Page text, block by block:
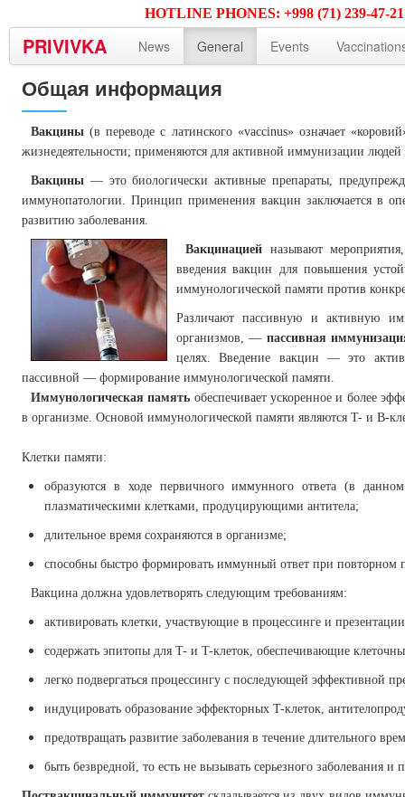
HOTLINE PHONES: +998 (71) 239-47-
PRIVIVKA News General Events
Общая информация
Вакцины (в переводе с латинского «vaccinus» означает
жизнедеятельности; применяются для активной иммунизации
Вакцины — это биологически активные препараты,
иммунопатологии. Принцип применения вакцин заключается в
развитию заболевания.
Вакцинацией называют
введения вакцин для повышения
иммунологической памяти против
Различают пассивную и активную
организмов, — пассивная
целях. Введение вакцин — это
пассивной — формирование иммунологической памяти.
Иммунологическая память обеспечивает ускоренное и более
в организме. Основой иммунологической памяти являются T- и B-
Клетки памяти:
образуются в ходе первичного иммунного ответа (в
плазматическими клетками, продуцирующими антитела;
длительное время сохраняются в организме;
способны быстро формировать иммунный ответ при повторном
Вакцина должна удовлетворять следующим требованиям:
активировать клетки, участвующие в процессинге и
содержать эпитопы для T- и T-клеток, обеспечивающие
легко подвергаться процессингу с последующей эффективной
индуцировать образование эффекторных T-клеток,
предотвращать развитие заболевания в течение длительного
быть безвредной, то есть не вызывать серьезного заболевания